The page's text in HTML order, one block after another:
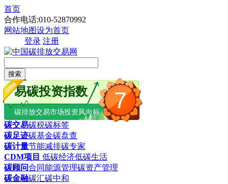
首页
合作电话:010-52870992
网站地图设为首页
登录 注册
搜索
7
易碳投资指数
碳排放交易市场投资风向标
碳交易碳税碳标签
碳足迹碳基金碳盘查
碳计量节能减排碳专家
CDM项目 低碳经济低碳生活
碳顾问合同能源管理碳资产管理
碳金融碳汇碳中和